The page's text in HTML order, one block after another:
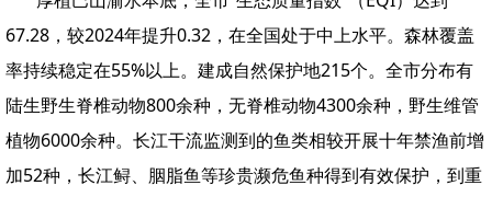
67.28，较2024年提升0.32，在全国处于中上水平。森林覆盖
率持续稳定在55%以上。建成自然保护地215个。全市分布有
陆生野生脊椎动物800余种，无脊椎动物4300余种，野生维管
植物6000余种。长江干流监测到的鱼类相较开展十年禁渔前增
加52种，长江鲟、胭脂鱼等珍贵濒危鱼种得到有效保护，到重